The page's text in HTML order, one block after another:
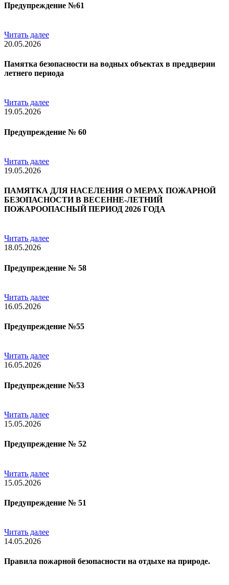
Предупреждение №61
Читать далее
20.05.2026
Памятка безопасности на водных объектах в преддверии
летнего периода
Читать далее
19.05.2026
Предупреждение № 60
Читать далее
19.05.2026
ПАМЯТКА ДЛЯ НАСЕЛЕНИЯ О МЕРАХ ПОЖАРНОЙ
БЕЗОПАСНОСТИ В ВЕСЕННЕ-ЛЕТНИЙ
ПОЖАРООПАСНЫЙ ПЕРИОД 2026 ГОДА
Читать далее
18.05.2026
Предупреждение № 58
Читать далее
16.05.2026
Предупреждение №55
Читать далее
16.05.2026
Предупреждение №53
Читать далее
15.05.2026
Предупреждение № 52
Читать далее
15.05.2026
Предупреждение № 51
Читать далее
14.05.2026
Правила пожарной безопасности на отдыхе на природе.